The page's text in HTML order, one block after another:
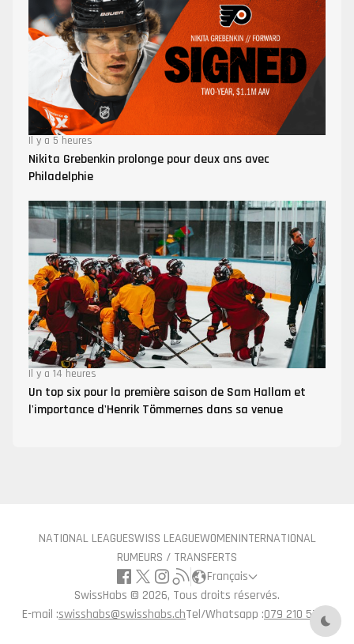
Il y a 5 heures
Nikita Grebenkin prolonge pour deux ans avec
Philadelphie
Il y a 14 heures
Un top six pour la première saison de Sam Hallam et
l'importance d'Henrik Tömmernes dans sa venue
NATIONAL LEAGUESWISS LEAGUEWOMENINTERNATIONAL
RUMEURS / TRANSFERTS
Français
SwissHabs © 2026, Tous droits réservés.
E-mail :swisshabs@swisshabs.chTel/Whatsapp :079 210 57 71